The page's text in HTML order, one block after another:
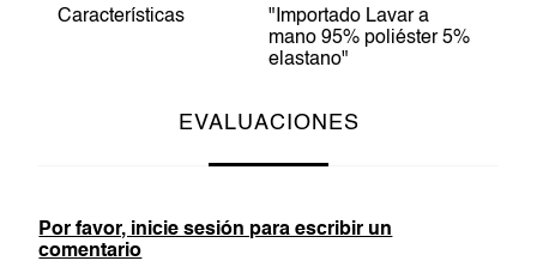
Características
"Importado Lavar a
mano 95% poliéster 5%
elastano"
EVALUACIONES
Por favor, inicie sesión para escribir un
comentario